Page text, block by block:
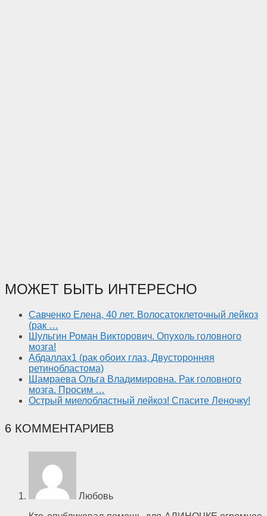
МОЖЕТ БЫТЬ ИНТЕРЕСНО
Савченко Елена, 40 лет. Волосатоклеточный лейкоз
(рак …
Шульгин Роман Викторович. Опухоль головного
мозга!
Абдаллах1 (рак обоих глаз, Двусторонняя
ретинобластома)
Шамраева Ольга Владимировна. Рак головного
мозга. Просим …
Острый миелобластный лейкоз! Спасите Леночку!
6 КОММЕНТАРИЕВ
Любовь